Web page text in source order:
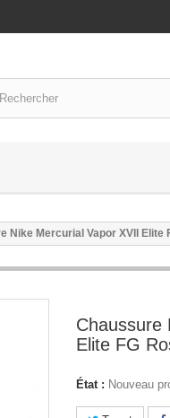
Nike Mercurial Vapor XVII Elite
Chaussure
Elite FG
État : Nouveau